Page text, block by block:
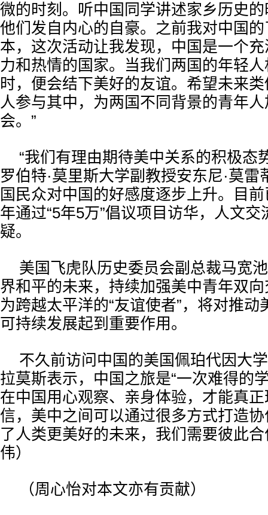
微的时刻。听中国同学讲述家乡历史
他们发自内心的自豪。之前我对中国
本，这次活动让我发现，中国是一个
力和热情的国家。当我们两国的年轻
时，便会结下美好的友谊。希望未来
人参与其中，为两国不同背景的青年
会。”
“我们有理由期待美中关系的积极态
罗伯特·莫里斯大学副教授安东尼·莫雷
国民众对中国的好感度逐步上升。目
年通过“5年5万”倡议项目访华，人文
疑。
美国飞虎队历史委员会副总裁马宽
界和平的未来，持续加强美中青年双
为跨越太平洋的“友谊使者”，将对推动
可持续发展起到重要作用。
不久前访问中国的美国佩珀代因大
拉莫斯表示，中国之旅是“一次难得的
在中国用心观察、亲身体验，才能真
信，美中之间可以通过很多方式打造
了人类更美好的未来，我们需要彼此
伟）
（周心怡对本文亦有贡献）